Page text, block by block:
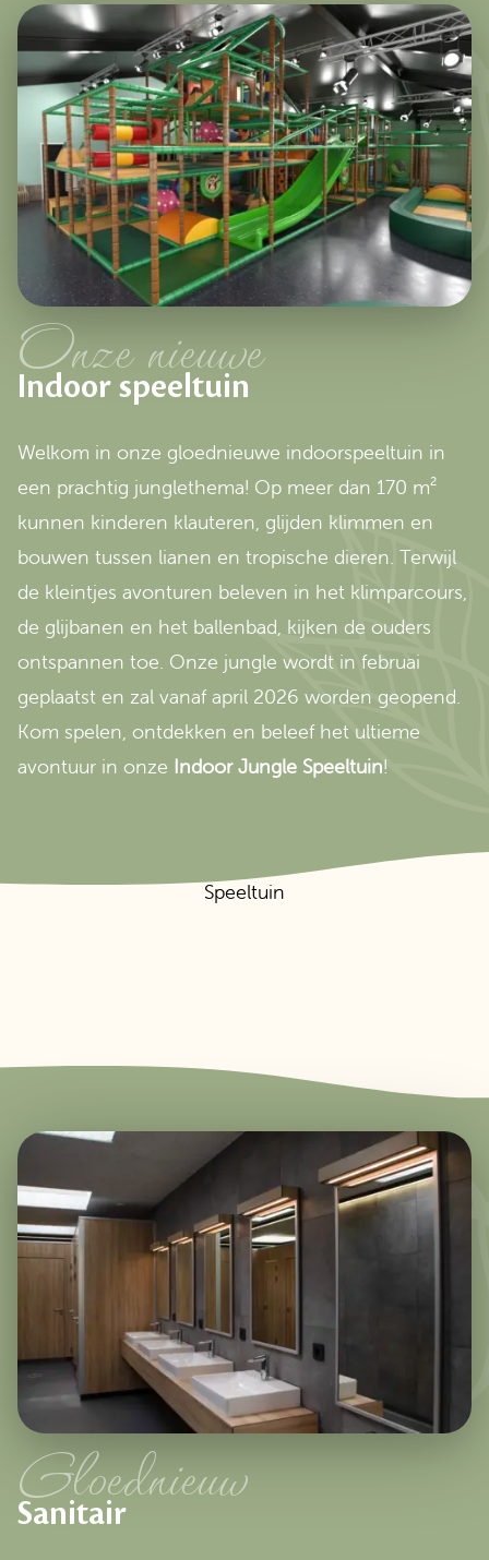
Onze nieuwe
Indoor speeltuin
Welkom in onze gloednieuwe indoorspeeltuin in
een prachtig junglethema! Op meer dan 170 m²
kunnen kinderen klauteren, glijden klimmen en
bouwen tussen lianen en tropische dieren. Terwijl
de kleintjes avonturen beleven in het klimparcours,
de glijbanen en het ballenbad, kijken de ouders
ontspannen toe. Onze jungle wordt in februai
geplaatst en zal vanaf april 2026 worden geopend.
Kom spelen, ontdekken en beleef het ultieme
avontuur in onze Indoor Jungle Speeltuin!
Speeltuin
Gloednieuw
Sanitair